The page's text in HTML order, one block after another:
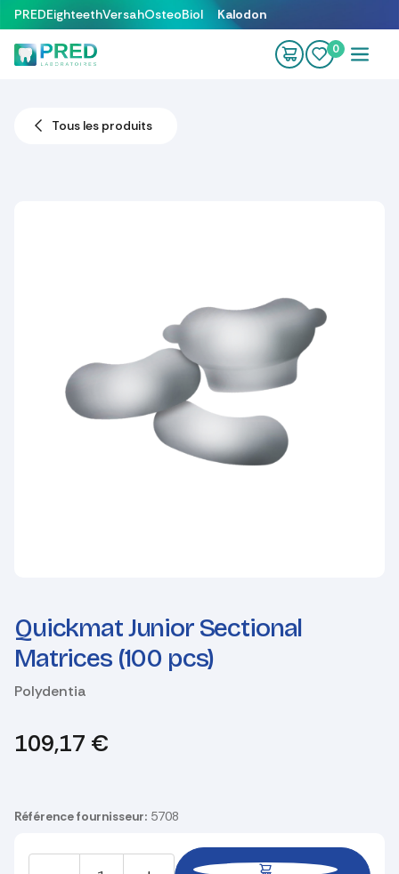
Se rendre au contenu
PREDEighteethVersahOsteoBiol Kalodon
0
Tous les produits
Quickmat Junior Sectional
Matrices (100 pcs)
Polydentia
109,17 €
Référence fournisseur: 5708